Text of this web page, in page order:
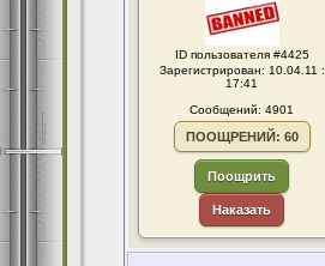
ID пользователя #4425
Зарегистрирован: 10.04.11 :
17:41
Сообщений: 4901
ПООЩРЕНИЙ: 60
Поощрить
Наказать